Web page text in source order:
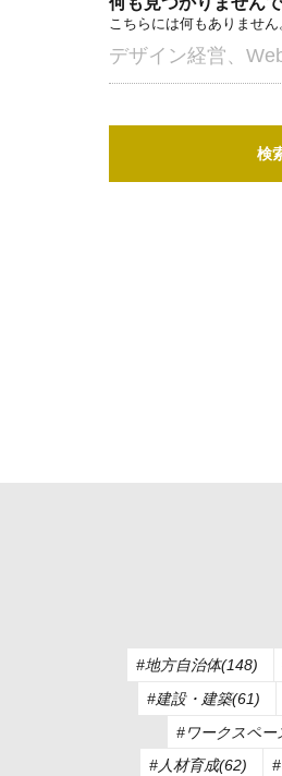
こちらには何もありませ
検
#地方自治体(148)
#建設・建築(61)
#ワークスペー
#人材育成(62)